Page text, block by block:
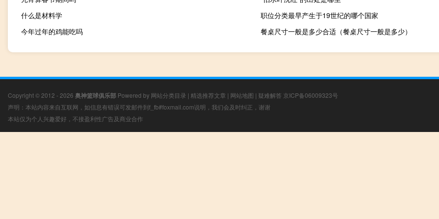
什么是材料学
职位分类最早产生于19世纪的哪个国家
今年过年的鸡能吃吗
餐桌尺寸一般是多少合适（餐桌尺寸一般是多少）
Copyright © 2012 - 2026 奥神篮球俱乐部 Powered by 网站分类目录 | 精选推荐文章 | 网站地图 | 疑难解答 京ICP备06009323号
声明：本站内容来自互联网，如信息有错误可发邮件到f_fb#foxmail.com说明，我们会及时纠正，谢谢
本站仅为个人兴趣爱好，不接盈利性广告及商业合作